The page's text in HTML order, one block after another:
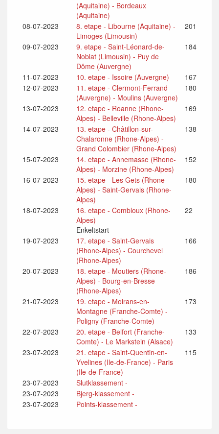
(Aquitaine) - Bordeaux
(Aquitaine)
08-07-2023
8. etape - Libourne (Aquitaine) -
Limoges (Limousin)
201
09-07-2023
9. etape - Saint-Léonard-de-
Noblat (Limousin) - Puy de
Dôme (Auvergne)
184
11-07-2023 10. etape - Issoire (Auvergne)
167
12-07-2023
11. etape - Clermont-Ferrand
(Auvergne) - Moulins (Auvergne)
180
13-07-2023
12. etape - Roanne (Rhone-
Alpes) - Belleville (Rhone-Alpes)
169
14-07-2023
13. etape - Châtillon-sur-
Chalaronne (Rhone-Alpes) -
Grand Colombier (Rhone-Alpes)
138
15-07-2023
14. etape - Annemasse (Rhone-
Alpes) - Morzine (Rhone-Alpes)
152
16-07-2023
15. etape - Les Gets (Rhone-
Alpes) - Saint-Gervais (Rhone-
Alpes)
180
18-07-2023
16. etape - Combloux (Rhone-
Alpes)
Enkeltstart
22
19-07-2023
17. etape - Saint-Gervais
(Rhone-Alpes) - Courchevel
(Rhone-Alpes)
166
20-07-2023
18. etape - Moutiers (Rhone-
Alpes) - Bourg-en-Bresse
(Rhone-Alpes)
186
21-07-2023
19. etape - Moirans-en-
Montagne (Franche-Comte) -
Poligny (Franche-Comte)
173
22-07-2023
20. etape - Belfort (Franche-
Comte) - Le Markstein (Alsace)
133
23-07-2023
21. etape - Saint-Quentin-en-
Yvelines (Ile-de-France) - Paris
(Ile-de-France)
115
23-07-2023
Slutklassement -
23-07-2023
Bjerg-klassement -
23-07-2023
Points-klassement -